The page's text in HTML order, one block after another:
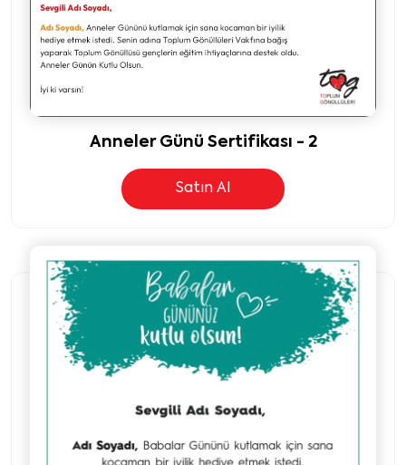
Anneler Günü Sertifikası - 2
Satın Al